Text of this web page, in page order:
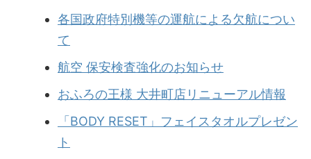
各国政府特別機等の運航による欠航につい
て
航空 保安検査強化のお知らせ
おふろの王様 大井町店リニューアル情報
「BODY RESET」フェイスタオルプレゼン
ト